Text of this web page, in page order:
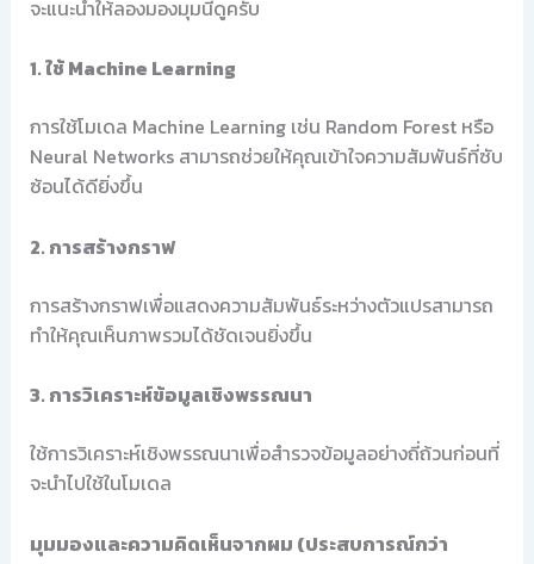
จะแนะนำให้ลองมองมุมนี้ดูครับ
1. ใช้ Machine Learning
การใช้โมเดล Machine Learning เช่น Random Forest หรือ
Neural Networks สามารถช่วยให้คุณเข้าใจความสัมพันธ์ที่ซับ
ซ้อนได้ดียิ่งขึ้น
2. การสร้างกราฟ
การสร้างกราฟเพื่อแสดงความสัมพันธ์ระหว่างตัวแปรสามารถ
ทำให้คุณเห็นภาพรวมได้ชัดเจนยิ่งขึ้น
3. การวิเคราะห์ข้อมูลเชิงพรรณนา
ใช้การวิเคราะห์เชิงพรรณนาเพื่อสำรวจข้อมูลอย่างถี่ถ้วนก่อนที่
จะนำไปใช้ในโมเดล
มุมมองและความคิดเห็นจากผม (ประสบการณ์กว่า